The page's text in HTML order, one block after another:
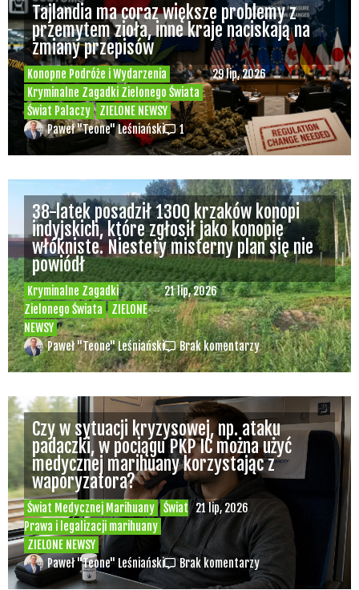
Konopne Podróże i Wydarzenia
Kryminalne Zagadki Zielonego Świata
Świat Palaczy
ZIELONE NEWSY
29 lip, 2026
Tajlandia ma coraz większe problemy z
przemytem zioła, inne kraje naciskają na
zmiany przepisów
Paweł "Teone" Leśniański 1
Kryminalne Zagadki
Zielonego Świata
ZIELONE
NEWSY
21 lip, 2026
38-latek posadził 1300 krzaków konopi
indyjskich, które zgłosił jako konopie
włókniste. Niestety misterny plan się nie
powiódł
Paweł "Teone" Leśniański Brak komentarzy
Świat Medycznej Marihuany
Świat
Prawa i legalizacji marihuany
ZIELONE NEWSY
21 lip, 2026
Czy w sytuacji kryzysowej, np. ataku
padaczki, w pociągu PKP IC można użyć
medycznej marihuany korzystając z
waporyzatora?
Paweł "Teone" Leśniański Brak komentarzy